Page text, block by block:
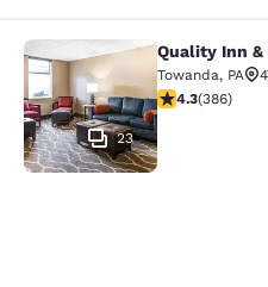
Quality Inn &
23
Quality Inn &
Towanda, PA
calificación de
4.3(386)